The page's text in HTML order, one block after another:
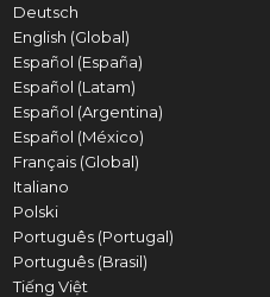
Deutsch
English (Global)
Español (España)
Español (Latam)
Español (Argentina)
Español (México)
Français (Global)
Italiano
Polski
Português (Portugal)
Português (Brasil)
Tiếng Việt